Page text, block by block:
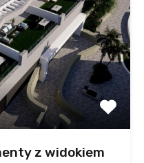
z widokiem